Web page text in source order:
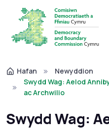
Hafan
Newyddion
Swydd Wag: Aelod
ac Archwilio
Swydd Wag: